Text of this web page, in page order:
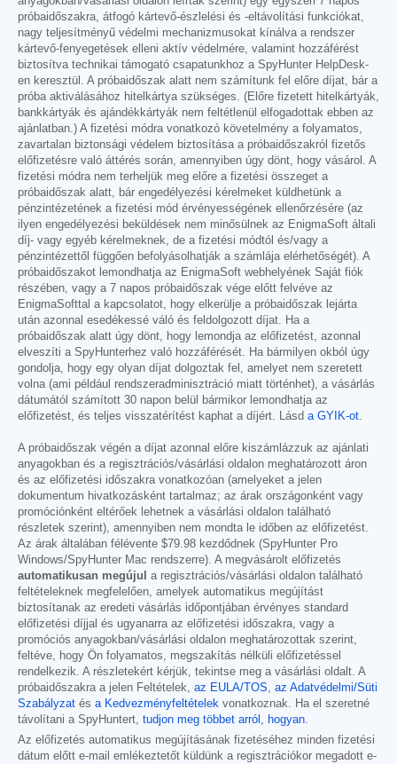
próbaidőszakra, átfogó kártevő-észlelési és -eltávolítási funkciókat,
nagy teljesítményű védelmi mechanizmusokat kínálva a rendszer
kártevő-fenyegetések elleni aktív védelmére, valamint hozzáférést
biztosítva technikai támogató csapatunkhoz a SpyHunter HelpDesk-
en keresztül. A próbaidőszak alatt nem számítunk fel előre díjat, bár a
próba aktiválásához hitelkártya szükséges. (Előre fizetett hitelkártyák,
bankkártyák és ajándékkártyák nem feltétlenül elfogadottak ebben az
ajánlatban.) A fizetési módra vonatkozó követelmény a folyamatos,
zavartalan biztonsági védelem biztosítása a próbaidőszakról fizetős
előfizetésre való áttérés során, amennyiben úgy dönt, hogy vásárol. A
fizetési módra nem terheljük meg előre a fizetési összeget a
próbaidőszak alatt, bár engedélyezési kérelmeket küldhetünk a
pénzintézetének a fizetési mód érvényességének ellenőrzésére (az
ilyen engedélyezési beküldések nem minősülnek az EnigmaSoft általi
díj- vagy egyéb kérelmeknek, de a fizetési módtól és/vagy a
pénzintézettől függően befolyásolhatják a számlája elérhetőségét). A
próbaidőszakot lemondhatja az EnigmaSoft webhelyének Saját fiók
részében, vagy a 7 napos próbaidőszak vége előtt felvéve az
EnigmaSofttal a kapcsolatot, hogy elkerülje a próbaidőszak lejárta
után azonnal esedékessé váló és feldolgozott díjat. Ha a
próbaidőszak alatt úgy dönt, hogy lemondja az előfizetést, azonnal
elveszíti a SpyHunterhez való hozzáférését. Ha bármilyen okból úgy
gondolja, hogy egy olyan díjat dolgoztak fel, amelyet nem szeretett
volna (ami például rendszeradminisztráció miatt történhet), a vásárlás
dátumától számított 30 napon belül bármikor lemondhatja az
előfizetést, és teljes visszatérítést kaphat a díjért. Lásd a GYIK-ot
A próbaidőszak végén a díjat azonnal előre kiszámlázzuk az ajánlati
anyagokban és a regisztrációs/vásárlási oldalon meghatározott áron
és az előfizetési időszakra vonatkozóan (amelyeket a jelen
dokumentum hivatkozásként tartalmaz; az árak országonként vagy
promóciónként eltérőek lehetnek a vásárlási oldalon található
részletek szerint), amennyiben nem mondta le időben az előfizetést.
Az árak általában félévente $79.98 kezdődnek (SpyHunter Pro
Windows/SpyHunter Mac rendszerre). A megvásárolt előfizetés
automatikusan megújul
a regisztrációs/vásárlási oldalon található
feltételeknek megfelelően, amelyek automatikus megújítást
biztosítanak az eredeti vásárlás időpontjában érvényes standard
előfizetési díjjal és ugyanarra az előfizetési időszakra, vagy a
promóciós anyagokban/vásárlási oldalon meghatározottak szerint,
feltéve, hogy Ön folyamatos, megszakítás nélküli előfizetéssel
rendelkezik. A részletekért kérjük, tekintse meg a vásárlási oldalt. A
próbaidőszakra a jelen Feltételek, az EULA/TOS
az Adatvédelmi/Süti
Szabályzat és a Kedvezményfeltételek vonatkoznak. Ha el szeretné
távolítani a SpyHuntert, tudjon meg többet arról, hogyan
Az előfizetés automatikus megújításának fizetéséhez minden fizetési
dátum előtt e-mail emlékeztetőt küldünk a regisztrációkor megadott e-